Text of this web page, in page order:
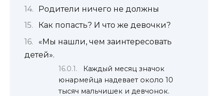
Родители ничего не должны
Как попасть? И что же девочки?
«Мы нашли, чем заинтересовать
детей».
Каждый месяц значок
юнармейца надевает около 10
тысяч мальчишек и девчонок.